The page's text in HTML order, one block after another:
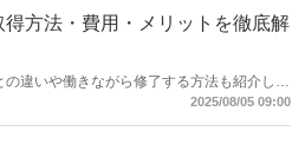
方法・費用・メリットを徹底解
違いや働きながら修了する方法も紹介しま
2025/08/05 09:00